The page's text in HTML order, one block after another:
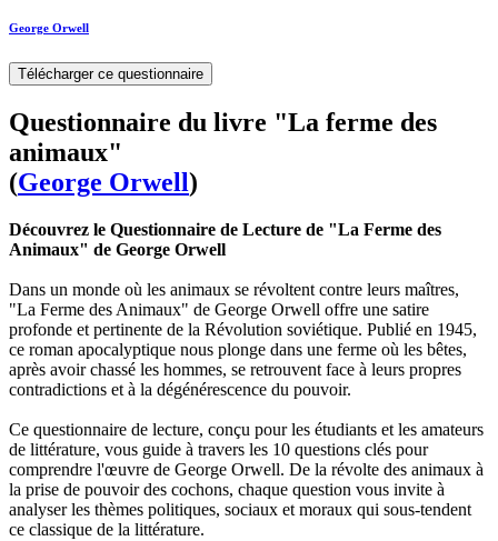
George Orwell
Télécharger ce questionnaire
Questionnaire du livre "La ferme des
animaux"
(George Orwell)
Découvrez le Questionnaire de Lecture de "La Ferme des
Animaux" de George Orwell
Dans un monde où les animaux se révoltent contre leurs maîtres,
"La Ferme des Animaux" de George Orwell offre une satire
profonde et pertinente de la Révolution soviétique. Publié en 1945,
ce roman apocalyptique nous plonge dans une ferme où les bêtes,
après avoir chassé les hommes, se retrouvent face à leurs propres
contradictions et à la dégénérescence du pouvoir.
Ce questionnaire de lecture, conçu pour les étudiants et les amateurs
de littérature, vous guide à travers les 10 questions clés pour
comprendre l'œuvre de George Orwell. De la révolte des animaux à
la prise de pouvoir des cochons, chaque question vous invite à
analyser les thèmes politiques, sociaux et moraux qui sous-tendent
ce classique de la littérature.